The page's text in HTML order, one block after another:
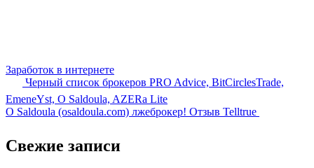
Заработок в интернете
Черный список брокеров PRO Advice, BitСirclesTrade,
EmeneYst, O Saldoula, AZERa Lite
O Saldoula (osaldoula.com) лжеброкер! Отзыв Telltrue
Свежие записи